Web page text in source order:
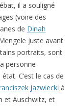
il a souligné
(voire des
de Dinah
juste avant
portraits, sont
personne
C’est le cas de
Jazwiecki à
et Auschwitz, et